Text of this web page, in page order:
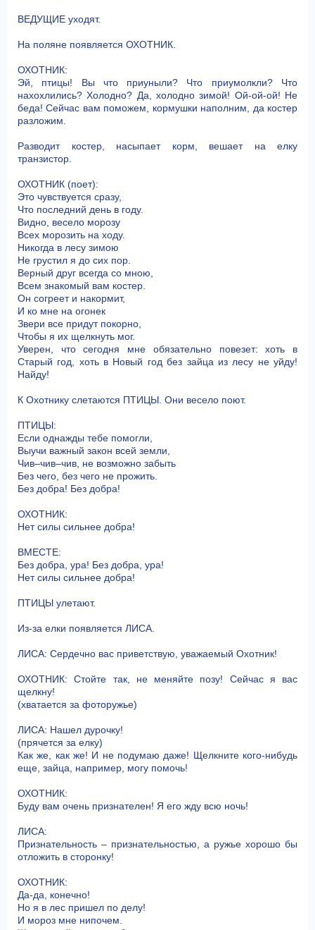
ВЕДУЩИЕ уходят.
На поляне появляется ОХОТНИК.
ОХОТНИК:
Эй, птицы! Вы что приуныли? Что приумолкли? Что
нахохлились? Холодно? Да, холодно зимой! Ой-ой-ой! Не
беда! Сейчас вам поможем, кормушки наполним, да костер
разложим.
Разводит костер, насыпает корм, вешает на елку
транзистор.
ОХОТНИК (поет):
Это чувствуется сразу,
Что последний день в году.
Видно, весело морозу
Всех морозить на ходу.
Никогда в лесу зимою
Не грустил я до сих пор.
Верный друг всегда со мною,
Всем знакомый вам костер.
Он согреет и накормит,
И ко мне на огонек
Звери все придут покорно,
Чтобы я их щелкнуть мог.
Уверен, что сегодня мне обязательно повезет: хоть в
Старый год, хоть в Новый год без зайца из лесу не уйду!
Найду!
К Охотнику слетаются ПТИЦЫ. Они весело поют.
ПТИЦЫ:
Если однажды тебе помогли,
Выучи важный закон всей земли,
Чив–чив–чив, не возможно забыть
Без чего, без чего не прожить.
Без добра! Без добра!
ОХОТНИК:
Нет силы сильнее добра!
ВМЕСТЕ:
Без добра, ура! Без добра, ура!
Нет силы сильнее добра!
ПТИЦЫ улетают.
Из-за елки появляется ЛИСА.
ЛИСА: Сердечно вас приветствую, уважаемый Охотник!
ОХОТНИК: Стойте так, не меняйте позу! Сейчас я вас
щелкну!
(хватается за фоторужье)
ЛИСА: Нашел дурочку!
(прячется за елку)
Как же, как же! И не подумаю даже! Щелкните кого-нибудь
еще, зайца, например, могу помочь!
ОХОТНИК:
Буду вам очень признателен! Я его жду всю ночь!
ЛИСА:
Признательность – признательностью, а ружье хорошо бы
отложить в сторонку!
ОХОТНИК:
Да-да, конечно!
Но я в лес пришел по делу!
И мороз мне нипочем.